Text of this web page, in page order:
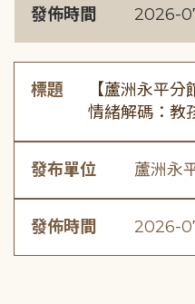
發佈時間 2026-
標題
【蘆洲永平
情緒解碼：教
發布單位 蘆洲永
發佈時間 2026-